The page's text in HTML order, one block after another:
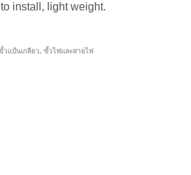
install, light weight.
วแป้นเกลียว,ขั้วไฟและสายไฟ